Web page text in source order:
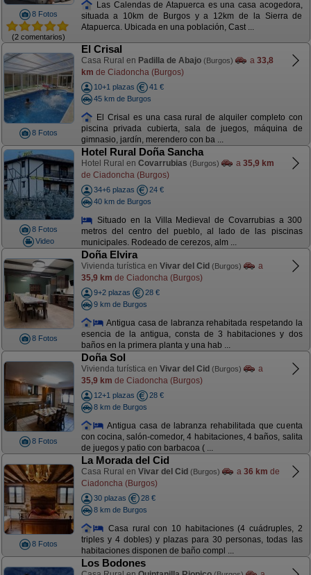
8 Fotos
(2 comentarios)
Las Calendas de Atapuerca es una casa acogedora,
situada a 10km de Burgos y a 12km de la Sierra de
Atapuerca. Ubicada en una población, Cast ...
8 Fotos
El Crisal
Casa Rural en Padilla de Abajo (Burgos) a 33,8
km de Ciadoncha (Burgos)
10+1 plazas
41 €
45 km de Burgos
El Crisal es una casa rural de alquiler completo con
piscina privada cubierta, sala de juegos, máquina de
gimnasio, jardín, merendero con ba ...
8 Fotos
Video
Hotel Rural Doña Sancha
Hotel Rural en Covarrubias (Burgos) a 35,9 km
de Ciadoncha (Burgos)
34+6 plazas
24 €
40 km de Burgos
Situado en la Villa Medieval de Covarrubias a 300
metros del centro del pueblo, al lado de las piscinas
municipales. Rodeado de cerezos, alm ...
8 Fotos
Doña Elvira
Vivienda turística en Vivar del Cid (Burgos)
a
35,9 km de Ciadoncha (Burgos)
9+2 plazas
28 €
9 km de Burgos
Antigua casa de labranza rehabitada respetando la
esencia de la antigua, consta de 3 habitaciones y dos
baños en la primera planta y una hab ...
8 Fotos
Doña Sol
Vivienda turística en Vivar del Cid (Burgos)
a
35,9 km de Ciadoncha (Burgos)
12+1 plazas
28 €
8 km de Burgos
Antigua casa de labranza rehabilitada que cuenta
con cocina, salón-comedor, 4 habitaciones, 4 baños, salita
de juegos y patio con barbacoa ( ...
8 Fotos
La Morada del Cid
Casa Rural en Vivar del Cid (Burgos) a 36 km de
Ciadoncha (Burgos)
30 plazas
28 €
8 km de Burgos
Casa rural con 10 habitaciones (4 cuádruples, 2
triples y 4 dobles) y plazas para 30 personas, todas las
habitaciones disponen de baño compl ...
Los Bodones